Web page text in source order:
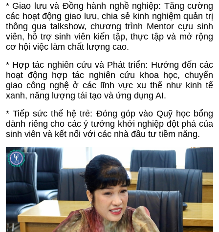
* Giao lưu và Đồng hành nghề nghiệp: Tăng cường
các hoạt động giao lưu, chia sẻ kinh nghiệm quản trị
thông qua talkshow, chương trình Mentor cựu sinh
viên, hỗ trợ sinh viên kiến tập, thực tập và mở rộng
cơ hội việc làm chất lượng cao.
* Hợp tác nghiên cứu và Phát triển: Hướng đến các
hoạt động hợp tác nghiên cứu khoa học, chuyển
giao công nghệ ở các lĩnh vực xu thế như kinh tế
xanh, năng lượng tái tạo và ứng dụng AI.
* Tiếp sức thế hệ trẻ: Đóng góp vào Quỹ học bổng
dành riêng cho các ý tưởng khởi nghiệp đột phá của
sinh viên và kết nối với các nhà đầu tư tiềm năng.